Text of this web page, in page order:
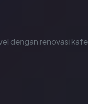
dengan renovasi kafe